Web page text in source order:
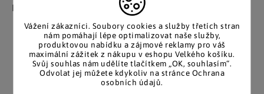
Vážení zákazníci. Soubory cookies a služby třetích stran
nám pomáhají lépe optimalizovat naše služby,
produktovou nabídku a zájmové reklamy pro váš
maximální zážitek z nákupu v eshopu Velkého košíku.
Svůj souhlas nám udělíte tlačítkem „OK, souhlasím“.
Odvolat jej můžete kdykoliv na stránce Ochrana
osobních údajů.
Nakupujete bez obav, férové
Stálým zákazníkům
posíláme papírový katalog
do schránky.